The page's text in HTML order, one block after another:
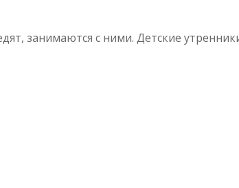
занимаются с ними. Детские